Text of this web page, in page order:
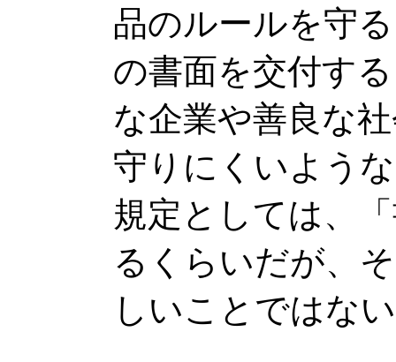
品のルールを守
の書面を交付す
な企業や善良な
守りにくいよう
規定としては、
るくらいだが、
しいことではな